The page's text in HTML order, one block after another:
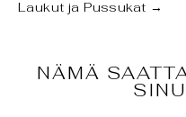
Laukut ja Pussukat →
NÄMÄ